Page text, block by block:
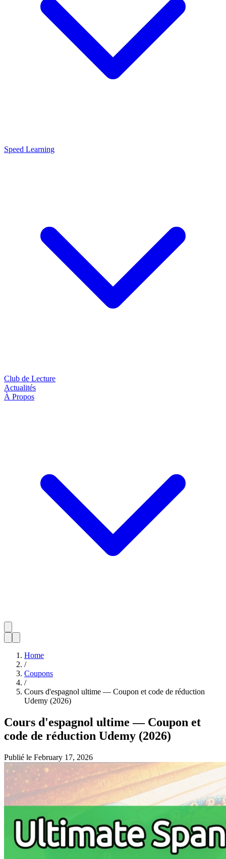
Speed Learning
Club de Lecture
Actualités
À Propos
Home
/
Coupons
/
Cours d'espagnol ultime — Coupon et code de réduction
Udemy (2026)
Cours d'espagnol ultime — Coupon et
code de réduction Udemy (2026)
Publié le February 17, 2026